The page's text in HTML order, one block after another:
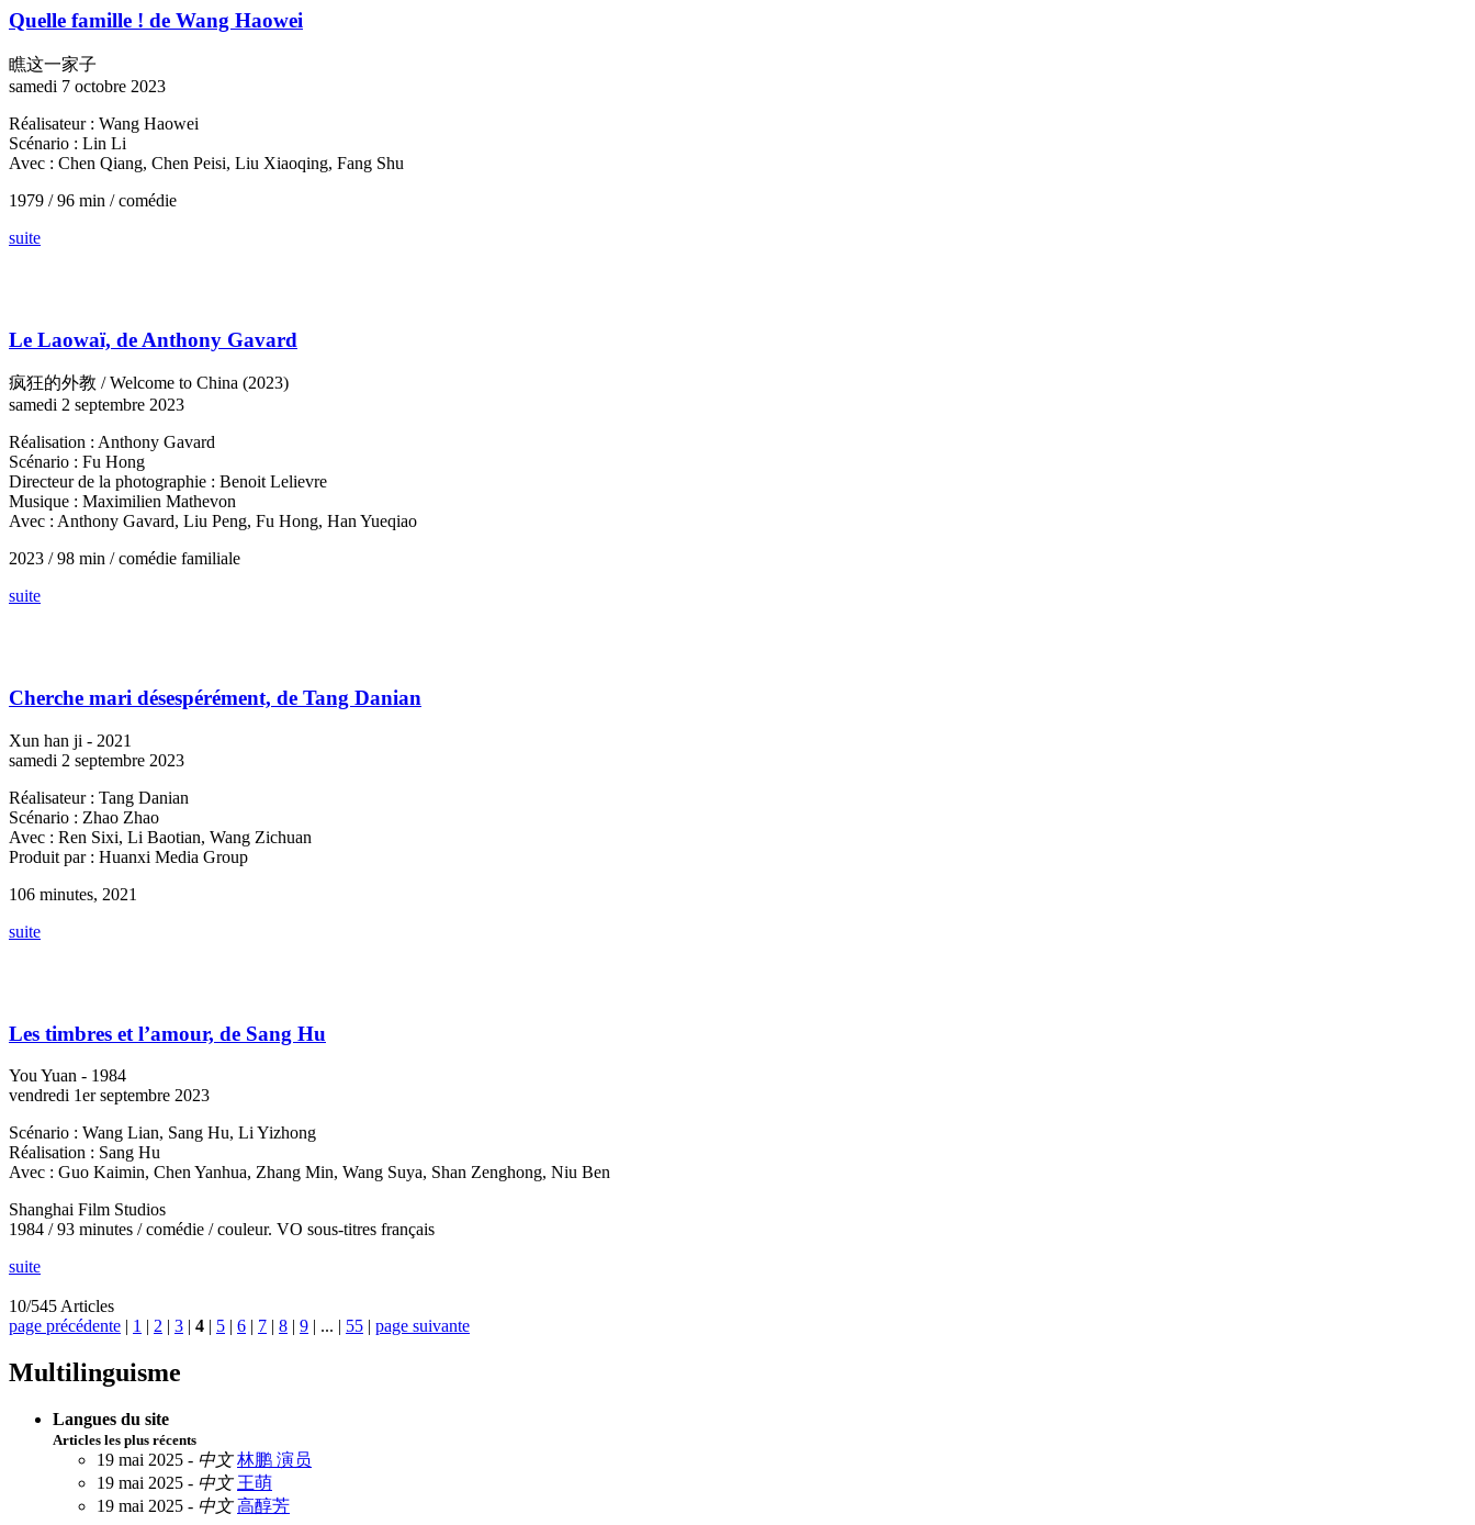
Quelle famille ! de Wang Haowei
瞧这一家子
samedi 7 octobre 2023
Réalisateur : Wang Haowei
Scénario : Lin Li
Avec : Chen Qiang, Chen Peisi, Liu Xiaoqing, Fang Shu
1979 / 96 min / comédie
suite
Le Laowaï, de Anthony Gavard
疯狂的外教 / Welcome to China (2023)
samedi 2 septembre 2023
Réalisation : Anthony Gavard
Scénario : Fu Hong
Directeur de la photographie : Benoit Lelievre
Musique : Maximilien Mathevon
Avec : Anthony Gavard, Liu Peng, Fu Hong, Han Yueqiao
2023 / 98 min / comédie familiale
suite
Cherche mari désespérément, de Tang Danian
Xun han ji - 2021
samedi 2 septembre 2023
Réalisateur : Tang Danian
Scénario : Zhao Zhao
Avec : Ren Sixi, Li Baotian, Wang Zichuan
Produit par : Huanxi Media Group
106 minutes, 2021
suite
Les timbres et l’amour, de Sang Hu
You Yuan - 1984
vendredi 1er septembre 2023
Scénario : Wang Lian, Sang Hu, Li Yizhong
Réalisation : Sang Hu
Avec : Guo Kaimin, Chen Yanhua, Zhang Min, Wang Suya, Shan Zenghong, Niu Ben
Shanghai Film Studios
1984 / 93 minutes / comédie / couleur. VO sous-titres français
suite
10/545 Articles
page précédente | 1 | 2 | 3 | 4 | 5 | 6 | 7 | 8 | 9 | ... | 55 | page suivante
Multilinguisme
Langues du site
Articles les plus récents
19 mai 2025 - 中文 林鹏 演员
19 mai 2025 - 中文 王萌
19 mai 2025 - 中文 高醇芳